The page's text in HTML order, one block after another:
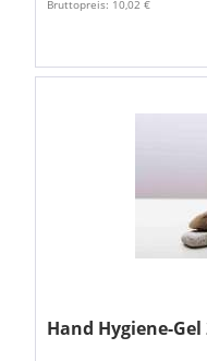
Bruttopreis: 10,02 €
Hand Hygiene-